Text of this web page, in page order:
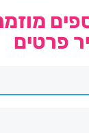
פרטים